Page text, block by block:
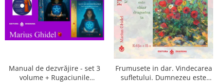
Manual de dezvrăjire - set 3
volume + Rugaciunile
Frumusete in dar. Vindecarea
sufletului. Dumnezeu este